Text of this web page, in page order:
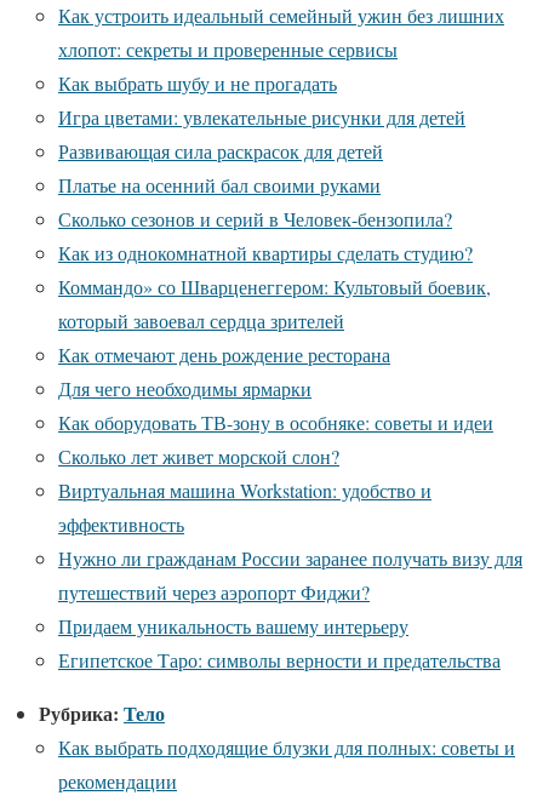
Как устроить идеальный семейный ужин без лишних
хлопот: секреты и проверенные сервисы
Как выбрать шубу и не прогадать
Игра цветами: увлекательные рисунки для детей
Развивающая сила раскрасок для детей
Платье на осенний бал своими руками
Сколько сезонов и серий в Человек-бензопила?
Как из однокомнатной квартиры сделать студию?
Коммандо» со Шварценеггером: Культовый боевик,
который завоевал сердца зрителей
Как отмечают день рождение ресторана
Для чего необходимы ярмарки
Как оборудовать ТВ-зону в особняке: советы и идеи
Сколько лет живет морской слон?
Виртуальная машина Workstation: удобство и
эффективность
Нужно ли гражданам России заранее получать визу для
путешествий через аэропорт Фиджи?
Придаем уникальность вашему интерьеру
Египетское Таро: символы верности и предательства
Рубрика: Тело
Как выбрать подходящие блузки для полных: советы и
рекомендации